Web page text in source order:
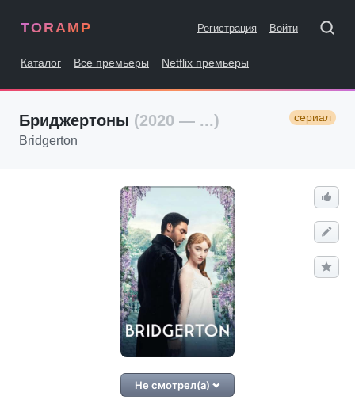
TORAMP Регистрация Войти
Каталог Все премьеры Netflix премьеры
Бриджертоны (2020 — ...) сериал
Bridgerton
Не смотрел(а)